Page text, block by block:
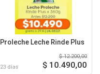
Proleche Leche Rinde Plus
23 días
$ 12.200,00
$ 10.490,00